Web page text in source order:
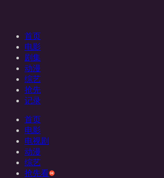
首页
电影
剧集
动漫
综艺
抢先
记录
首页
电影
电视剧
动漫
综艺
抢先看